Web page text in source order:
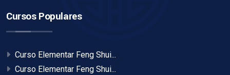
Cursos Populares
Curso Elementar Feng Shui...
Curso Elementar Feng Shui...